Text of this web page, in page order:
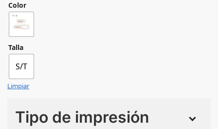
Color
Talla
S/T
Limpiar
Tipo de impresión